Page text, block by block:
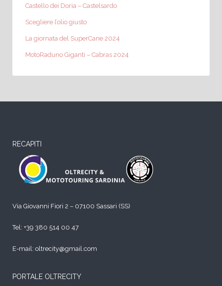
Castello dei Doria – Castelsardo
Scegliere l’olio giusto
La giornata del SuperCane 2024
MotoRaduno Giganti – Cabras 2024
RECAPITI
Via Giovanni Fiori 2 – 07100 Sassari (SS)
Tel: +39 380 514 00 47
E-mail: oltrecity@gmail.com
PORTALE OLTRECITY